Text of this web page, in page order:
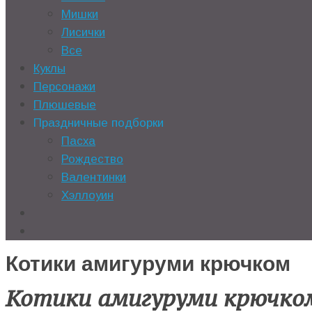
Мишки
Лисички
Все
Куклы
Персонажи
Плюшевые
Праздничные подборки
Пасха
Рождество
Валентинки
Хэллоуин
Котики амигуруми крючком
Котики амигуруми